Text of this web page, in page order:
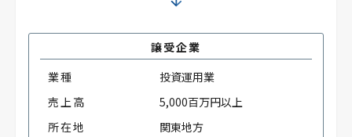
譲受企業
業種
投資運用業
売上高
5,000百万円以上
所在地
関東地方